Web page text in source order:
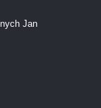
Jan